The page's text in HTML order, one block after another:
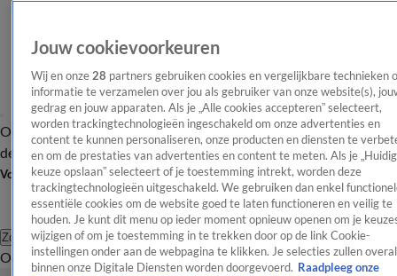
OverzichtAfleveringen Entertainment TV Algemeen
Tip
de redactieNieuwsbrief
Volg Shownieuws
Zoeken
OverzichtEntertainmentSpraakmakendRealityCrimeVideo's
Jouw cookievoorkeuren
Wij en onze 28 partners gebruiken cookies en vergelijkbare technieken
informatie te verzamelen over jou als gebruiker van onze website(s),
gedrag en jouw apparaten. Als je „Alle cookies accepteren” selecteert,
worden trackingtechnologieën ingeschakeld om onze advertenties en
content te kunnen personaliseren, onze producten en diensten te
en om de prestaties van advertenties en content te meten. Als je
keuze opslaan” selecteert of je toestemming intrekt, worden deze
trackingtechnologieën uitgeschakeld. We gebruiken dan enkel
essentiële cookies om de website goed te laten functioneren en veilig te
houden. Je kunt dit menu op ieder moment opnieuw openen om je
wijzigen of om je toestemming in te trekken door op de link Cookie-
instellingen onder aan de webpagina te klikken. Je selecties zullen overal
binnen onze Digitale Diensten worden doorgevoerd. Raadpleeg onze